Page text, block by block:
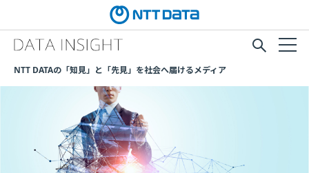
NTT DATAの「知見」と「先見」を社会へ届けるメディア